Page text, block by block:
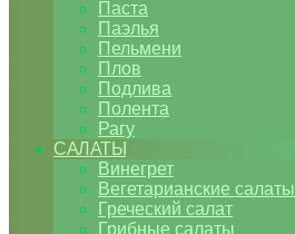
Паста
Паэлья
Пельмени
Плов
Подлива
Полента
Рагу
САЛАТЫ
Винегрет
Вегетарианские салаты
Греческий салат
Грибные салаты